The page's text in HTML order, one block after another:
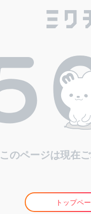
このページは現在